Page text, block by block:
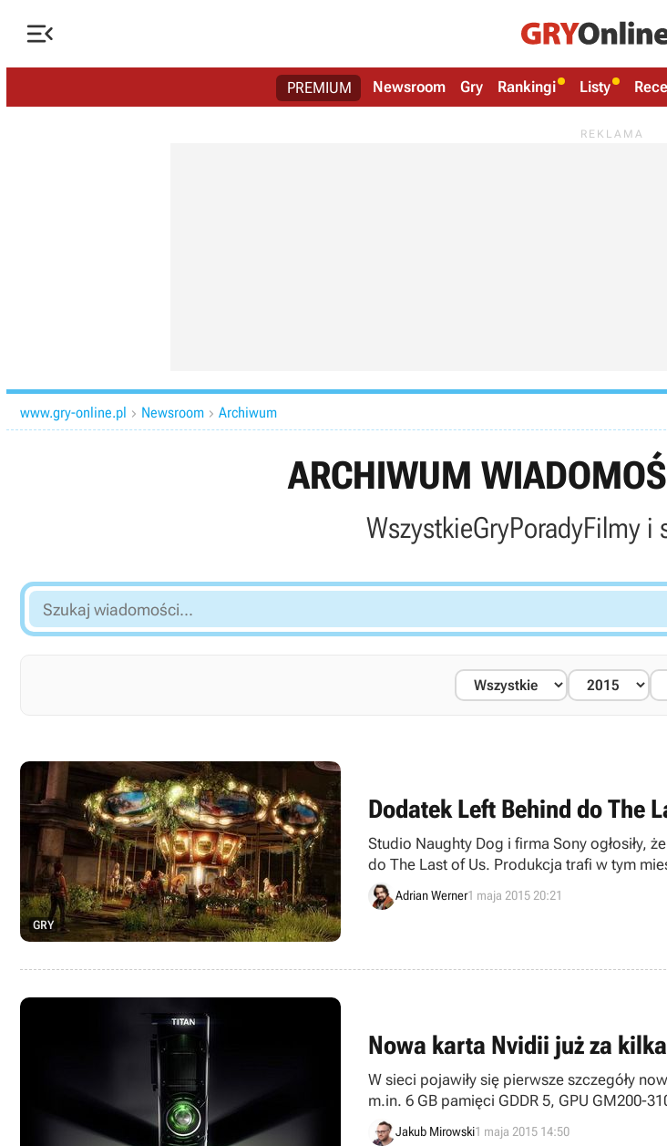

PREMIUM Newsroom Gry Rankingi Listy
www.gry-online.pl  Newsroom  Archiwum
ARCHIWUM
WszystkieGryPoradyFilmy i
Szukaj
wiadomości...
GRY
Dodatek Left Behind do The
Studio Naughty Dog i firma Sony ogłosiły,
do The Last of Us. Produkcja trafi w tym
Adrian Werner1 maja 2015 20:21
Nowa karta Nvidii już za
W sieci pojawiły się pierwsze szczegóły
m.in. 6 GB pamięci GDDR 5, GPU GM200-
Jakub Mirowski1 maja 2015 14:50